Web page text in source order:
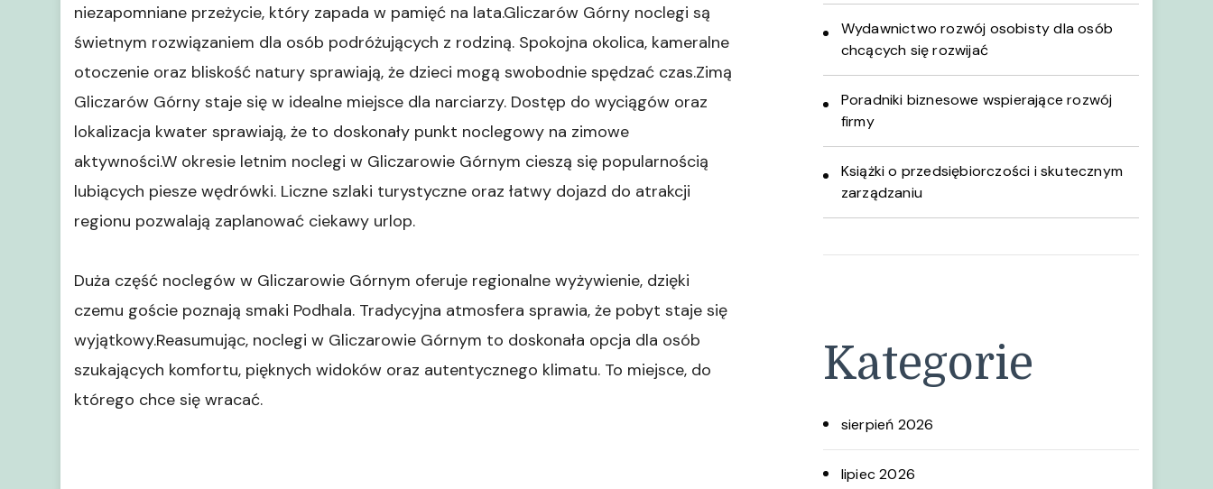
niezapomniane przeżycie, który zapada w pamięć na lata.Gliczarów Górny noclegi są
świetnym rozwiązaniem dla osób podróżujących z rodziną. Spokojna okolica, kameralne
otoczenie oraz bliskość natury sprawiają, że dzieci mogą swobodnie spędzać czas.Zimą
Gliczarów Górny staje się w idealne miejsce dla narciarzy. Dostęp do wyciągów oraz
lokalizacja kwater sprawiają, że to doskonały punkt noclegowy na zimowe
aktywności.W okresie letnim noclegi w Gliczarowie Górnym cieszą się popularnością
lubiących piesze wędrówki. Liczne szlaki turystyczne oraz łatwy dojazd do atrakcji
regionu pozwalają zaplanować ciekawy urlop.
Duża część noclegów w Gliczarowie Górnym oferuje regionalne wyżywienie, dzięki
czemu goście poznają smaki Podhala. Tradycyjna atmosfera sprawia, że pobyt staje się
wyjątkowy.Reasumując, noclegi w Gliczarowie Górnym to doskonała opcja dla osób
szukających komfortu, pięknych widoków oraz autentycznego klimatu. To miejsce, do
którego chce się wracać.
Wydawnictwo rozwój osobisty dla osób
chcących się rozwijać
Poradniki biznesowe wspierające rozwój
firmy
Książki o przedsiębiorczości i skutecznym
zarządzaniu
Kategorie
sierpień 2026
lipiec 2026